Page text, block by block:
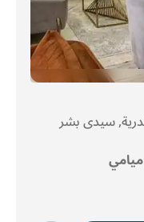
الإسكندرية, سيدى بشر